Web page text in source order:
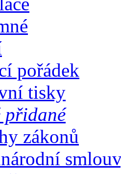
pořádek
tisky
přidané
zákonů